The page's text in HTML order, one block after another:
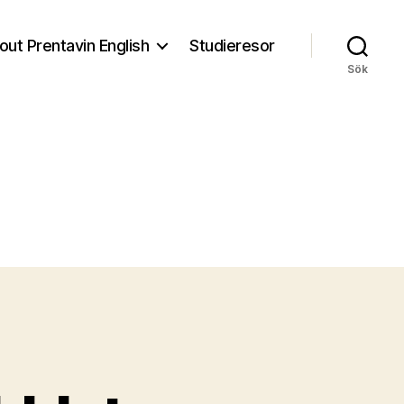
Prentavin English Studieresor
Sök